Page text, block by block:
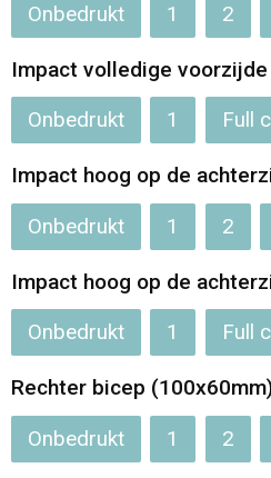
Onbedrukt 1 2
Impact volledige
Onbedrukt 1 Full
Impact hoog op de
Onbedrukt 1 2
Impact hoog op de
Onbedrukt 1 Full
Rechter bicep
Onbedrukt 1 2